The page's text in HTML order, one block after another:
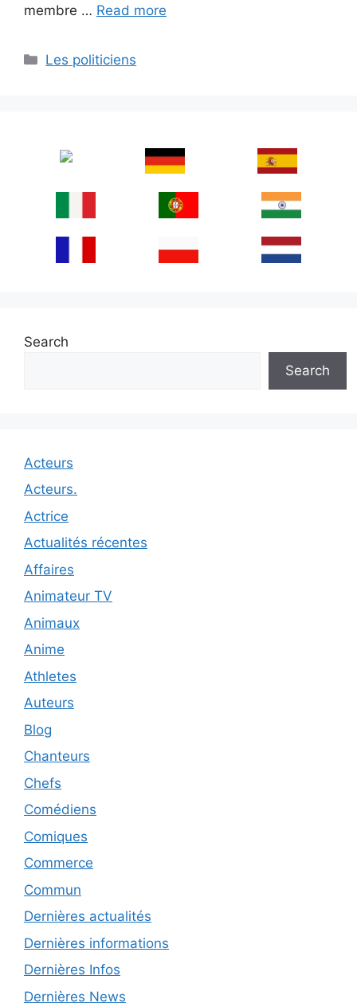
membre … Read more
Categories
Les politiciens
Search
Search
Acteurs
Acteurs.
Actrice
Actualités récentes
Affaires
Animateur TV
Animaux
Anime
Athletes
Auteurs
Blog
Chanteurs
Chefs
Comédiens
Comiques
Commerce
Commun
Dernières actualités
Dernières informations
Dernières Infos
Dernières News